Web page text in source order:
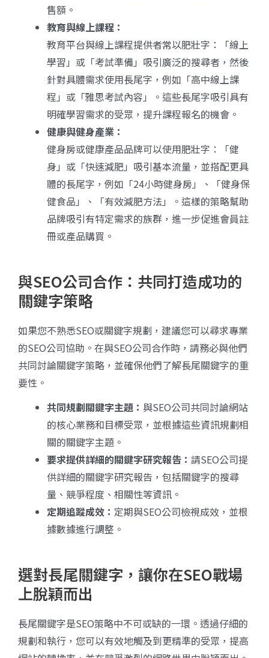
售額。
教育與線上課程：
教育平台與線上課程提供者常以肥壯字：「線上
學習」或「考試準備」吸引廣泛的搜尋者，然後
針對具體需求使用長尾字，例如「高中線上課
程」或「雅思考試內容」。這些長尾字吸引具有
明確學習需求的受眾，提升課程報名的機會。
健康與健身產業：
健身房或健康產品品牌可以使用肥壯字：「健
身」或「快速減肥」吸引基本流量，並搭配更具
體的長尾字，例如「24小時健身房」、「健身保
健食品」、「有效減肥方法」。這樣的策略幫助
品牌吸引有特定需求的族群，進一步促進會員註
冊或產品購買。
與SEO公司合作：共同打造成功的
關鍵字策略
如果您不熟悉SEO或關鍵字規劃，建議您可以尋求專業
的SEO公司協助。在與SEO公司合作時，請務必與他們
共同討論關鍵字策略，並確保他們了解長尾關鍵字的重
要性。
共同規劃關鍵字主題： 與SEO公司共同討論網站
的核心業務和目標受眾，並根據這些資訊規劃相
關的關鍵字主題。
要求提供詳細的關鍵字研究報告： 請SEO公司提
供詳細的關鍵字研究報告，包括關鍵字的搜尋
量、競爭程度、相關性等資訊。
定期追蹤成效： 定期與SEO公司檢視成效，並根
據數據進行調整。
選對長尾關鍵字，讓你在SEO戰場
上脫穎而出
長尾關鍵字是SEO策略中不可或缺的一環。透過仔細的
規劃和執行，您可以有效地觸及到更精準的受眾，提高